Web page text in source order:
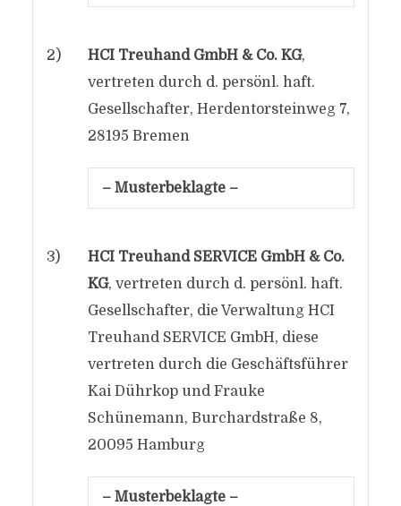
2) HCI Treuhand GmbH & Co. KG,
vertreten durch d. persönl. haft.
Gesellschafter, Herdentorsteinweg 7,
28195 Bremen
– Musterbeklagte –
3)
HCI Treuhand SERVICE GmbH & Co.
KG, vertreten durch d. persönl. haft.
Gesellschafter, die Verwaltung HCI
Treuhand SERVICE GmbH, diese
vertreten durch die Geschäftsführer
Kai Dührkop und Frauke
Schünemann, Burchardstraße 8,
20095 Hamburg
– Musterbeklagte –